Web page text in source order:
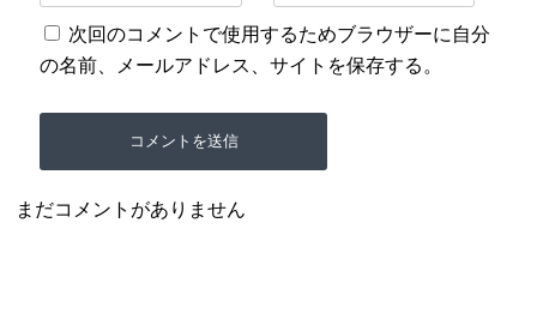
次回のコメントで使用するためブラウザーに自分
の名前、メールアドレス、サイトを保存する。
まだコメントがありません